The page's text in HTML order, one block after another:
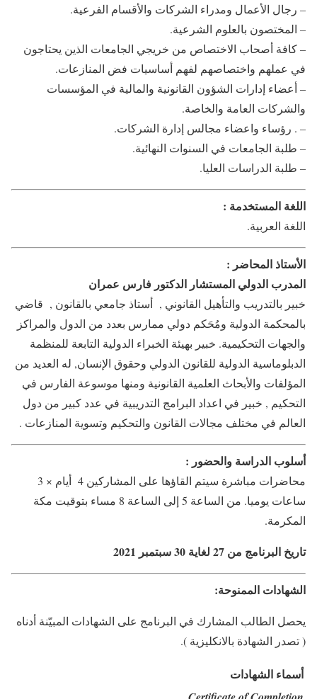
– رجال الأعمال ومدراء الشركات والأقسام الفرعية.
– المختصون بالعلوم الشرعية.
– كافة أصحاب الاختصاص من خريجي الجامعات الذين يحتاجون
في عملهم واختصاصهم لفهم أساسيات فض المنازعات.
– أعضاء إدارات الشؤون القانونية والمالية في المؤسسات
والشركات العامة والخاصة.
– . رؤساء واعضاء مجالس إدارة الشركات.
– طلبة الجامعات في السنوات النهائية.
– طلبة الدراسات العليا.
اللغة المستخدمة :
اللغة العربية.
الأستاذ المحاضر :
المدرب الدولي المستشار الدكتور فارس عمران
خبير بالتدريب والتأهيل القانوني , أستاذ جامعي بالقانون , قاضي
بالمحكمة الدولية ومُحَكم دولي ممارس بعدد من الدول والمراكز
والجهات التحكيمية. خبير بهيئة الخبراء الدولية التابعة للمنظمة
الدبلوماسية الدولية للقانون الدولي وحقوق الإنسان, له العديد من
المؤلفات والأبحاث العلمية القانونية ومنها موسوعة الفارس في
التحكيم , خبير في اعداد البرامج التدريبية في عدد كبير من دول
العالم في مختلف مجالات القانون والتحكيم وتسوية المنازعات .
أسلوب الدراسة والحضور :
محاضرات مباشرة سيتم القاؤها على المشاركين 4 أيام × 3
ساعات يوميا. من الساعة 5 إلى الساعة 8 مساء بتوقيت مكة
المكرمة.
تاريخ البرنامج من 27 لغاية 30 سبتمبر 2021
الشهادات الممنوحة:
يحصل الطالب المشارك في البرنامج على الشهادات المبيّنة أدناه
( تصدر الشهادة بالانكليزية ).
أسماء الشهادات